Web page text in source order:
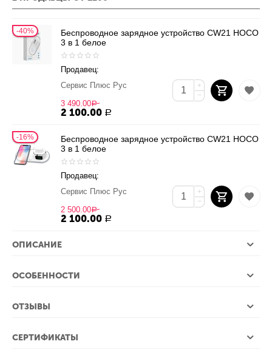
40%
Беспроводное зарядное устройство CW21 HOCO
3 в 1 белое
Продавец:
Сервис Плюс Рус
3 490.00Р
2 100.00 Р
+
−
16%
Беспроводное зарядное устройство CW21 HOCO
3 в 1 белое
Продавец:
Сервис Плюс Рус
2 500.00Р
2 100.00 Р
+
−
ОПИСАНИЕ
ОСОБЕННОСТИ
ОТЗЫВЫ
СЕРТИФИКАТЫ